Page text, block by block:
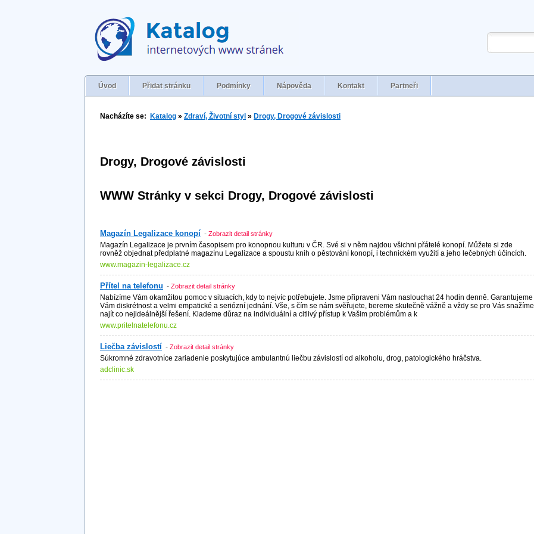
Úvod Přidat stránku Podmínky Nápověda Kontakt Partneři
Nacházíte se: Katalog » Zdraví, Životní styl » Drogy, Drogové závislosti
Drogy, Drogové závislosti
WWW Stránky v sekci Drogy, Drogové závislosti
Magazín Legalizace konopí - Zobrazit detail stránky
Magazín Legalizace je prvním časopisem pro konopnou kulturu v ČR. Své si v něm najdou všichni přátelé konopí. Můžete si zde
rovněž objednat předplatné magazínu Legalizace a spoustu knih o pěstování konopí, i technickém využití a jeho lečebných účincích.
www.magazin-legalizace.cz
Přítel na telefonu - Zobrazit detail stránky
Nabízíme Vám okamžitou pomoc v situacích, kdy to nejvíc potřebujete. Jsme připraveni Vám naslouchat 24 hodin denně. Garantujeme
Vám diskrétnost a velmi empatické a seriózní jednání. Vše, s čím se nám svěřujete, bereme skutečně vážně a vždy se pro Vás snažíme
najít co nejideálnější řešení. Klademe důraz na individuální a citlivý přístup k Vašim problémům a k
www.pritelnatelefonu.cz
Liečba závislostí - Zobrazit detail stránky
Súkromné zdravotníce zariadenie poskytujúce ambulantnú liečbu závislostí od alkoholu, drog, patologického hráčstva.
adclinic.sk